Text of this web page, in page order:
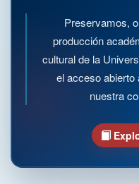
Preservamos,
producción
cultural de la
el acceso abierto
nuestra